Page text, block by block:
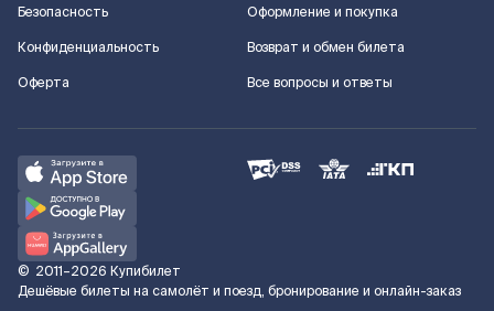
Безопасность
Конфиденциальность
Оферта
Оформление и покупка
Возврат и обмен билета
Все вопросы и ответы
© 2011–2026 Купибилет
Дешёвые билеты на самолёт и поезд, бронирование и онлайн-заказ